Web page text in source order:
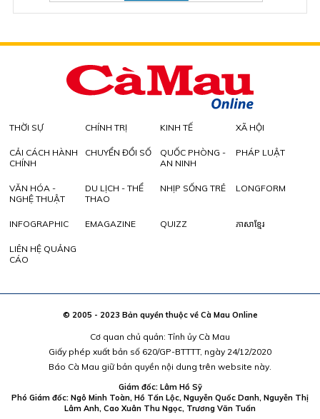
THỜI SỰ CHÍNH TRỊ KINH TẾ XÃ HỘI
CẢI CÁCH HÀNH
CHÍNH
CHUYỂN ĐỔI SỐ
QUỐC PHÒNG -
AN NINH
PHÁP LUẬT
VĂN HÓA -
NGHỆ THUẬT
DU LỊCH - THỂ
THAO
NHỊP SỐNG TRẺ LONGFORM
INFOGRAPHIC EMAGAZINE QUIZZ ភាសាខ្មែរ
LIÊN HỆ QUẢNG
CÁO
© 2005 - 2023 Bản quyền thuộc về Cà Mau Online
Cơ quan chủ quản: Tỉnh ủy Cà Mau
Giấy phép xuất bản số 620/GP-BTTTT, ngày 24/12/2020
Báo Cà Mau giữ bản quyền nội dung trên website này.
Giám đốc: Lâm Hồ Sỹ
Phó Giám đốc: Ngô Minh Toàn, Hồ Tấn Lộc, Nguyễn Quốc Danh, Nguyễn Thị
Lâm Anh, Cao Xuân Thu Ngọc, Trương Văn Tuấn